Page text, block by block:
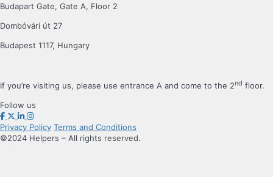
Budapart Gate, Gate A, Floor 2
Dombóvári út 27
Budapest 1117, Hungary
If you’re visiting us, please use entrance A and come to the 2nd floor.
Follow us
Privacy Policy Terms and Conditions
©2024 Helpers – All rights reserved.